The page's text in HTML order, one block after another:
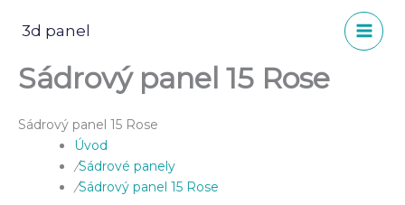
3d panel
Sádrový panel 15 Rose
Sádrový panel 15 Rose
Úvod
/Sádrové panely
/Sádrový panel 15 Rose